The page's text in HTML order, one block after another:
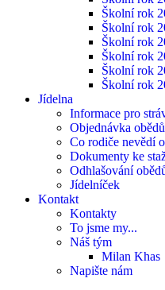
Školní rok
Školní rok
Školní rok
Školní rok
Školní rok
Školní rok
Jídelna
Informace pro
Objednávka obědů
Co rodiče nevědí
Dokumenty ke
Odhlašování
Jídelníček
Kontakt
Kontakty
To jsme my...
Náš tým
Milan Khas
Napište nám